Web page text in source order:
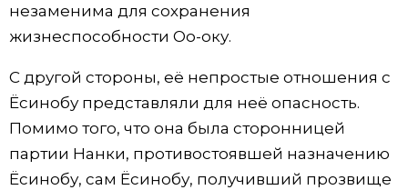
незаменима для сохранения
жизнеспособности Оо-оку.
С другой стороны, её непростые отношения с
Ёсинобу представляли для неё опасность.
Помимо того, что она была сторонницей
партии Нанки, противостоявшей назначению
Ёсинобу, сам Ёсинобу, получивший прозвище